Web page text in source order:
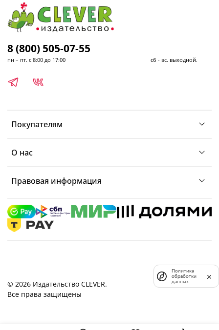
Покупателям
О нас
Правовая информация
8 (800) 505-07-55
пн – пт. с 8:00 до 17:00 сб - вс. выходной.
© 2026 Издательство CLEVER.
Все права защищены
Политика
обработки
данных